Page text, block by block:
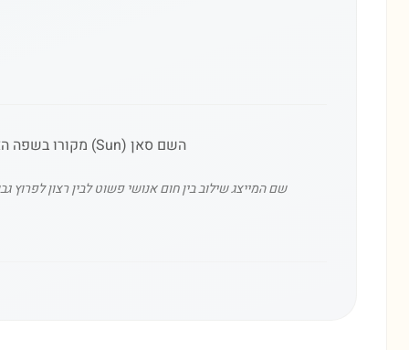
השם סאן (Sun) מקורו בשפה האנגלית ומשמעותו 'שמש'. זהו שם מודרני שאומץ בישראל כחלק ממגמה של שמות בינלאומיים קצרים.
שם המייצג שילוב בין חום אנושי פשוט לבין רצון